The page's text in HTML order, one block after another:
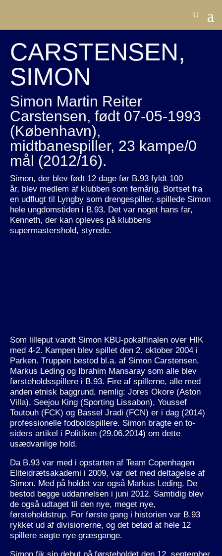
CARSTENSEN,
SIMON
Simon Martin Reiter
Carstensen, født 07-05-1993
(København),
midtbanespiller, 23 kampe/0
mål (2012/16).
Simon, der blev født 12 dage før B.93 fyldt 100
år, blev medlem af klubben som femårig. Bortset fra
en udflugt til Lyngby som drengespiller, spillede Simon
hele ungdomstiden i B.93. Det var noget hans far,
Kenneth, der kan opleves på klubbens
supermastershold, styrede.
Som lilleput vandt Simon KBU-pokalfinalen over HIK
med 4-2. Kampen blev spillet den 2. oktober 2004 i
Parken. Truppen bestod bl.a. af Simon Carstensen,
Markus Leding og Ibrahim Mansaray som alle blev
førsteholdsspillere i B.93. Fire af spillerne, alle med
anden etnisk baggrund, nemlig: Jores Okore (Aston
Villa), Seejou King (Sporting Lissabon), Youssef
Toutouh (FCK) og Bassel Jradi (FCN) er i dag (2014)
professionelle fodboldspillere. Simon bragte en to-
siders artikel i Politiken (29.06.2014) om dette
usædvanlige hold.
Da B.93 var med i opstarten af Team Copenhagen
Eliteidrætsakademi i 2009, var det med deltagelse af
Simon. Med på holdet var også Markus Leding. De
bestod begge uddannelsen i juni 2012. Samtidig blev
de også udtaget til den nye, meget nye,
førsteholdstrup. For første gang i historien var B.93
rykket ud af divisionerne, og det betød at hele 12
spillere søgte nye græsgange.
Simon fik sin debut på førsteholdet den 12. september